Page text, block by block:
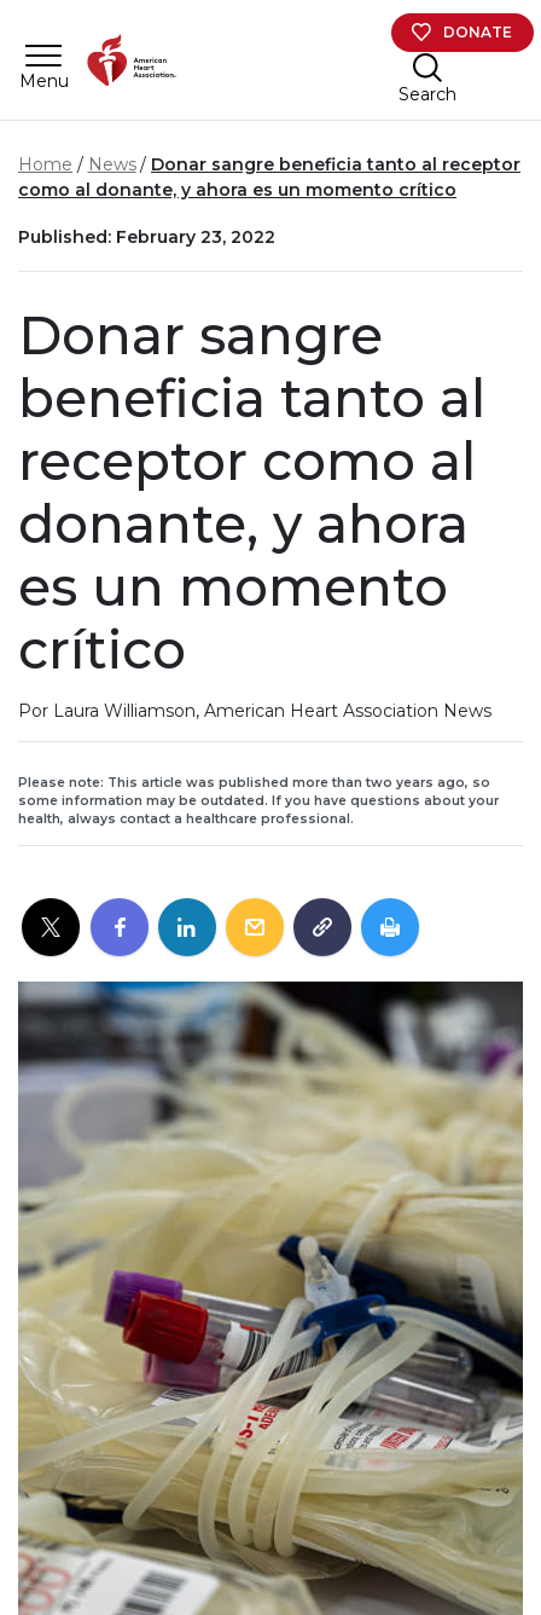
Menu
DONATE
Search
Home News
Donar sangre beneficia tanto al receptor
como al donante, y ahora es un momento crítico
Published: February 23, 2022
Donar sangre
beneficia tanto al
receptor como al
donante, y ahora
es un momento
crítico
Por Laura Williamson, American Heart Association News
Please note: This article was published more than two years ago, so
some information may be outdated. If you have questions about your
health, always contact a healthcare professional.